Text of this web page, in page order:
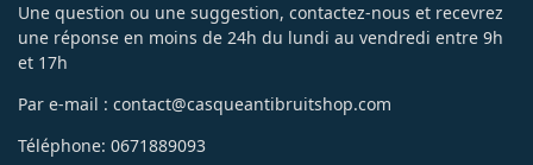
Une question ou une suggestion, contactez-nous et recevrez
une réponse en moins de 24h du lundi au vendredi entre 9h
et 17h
Par e-mail : contact@casqueantibruitshop.com
Téléphone: 0671889093